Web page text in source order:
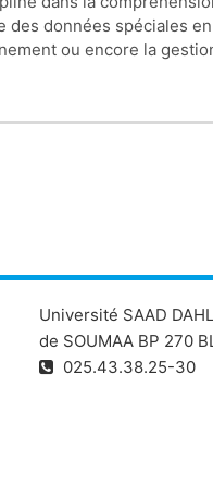
données spéciales
ou encore la
Université SAAD
de SOUMAA BP 270
025.43.38.25-30